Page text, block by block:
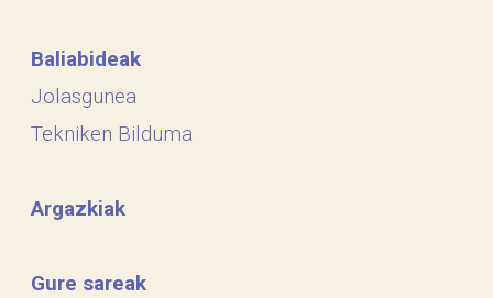
Baliabideak
Jolasgunea
Tekniken Bilduma
Argazkiak
Gure sareak